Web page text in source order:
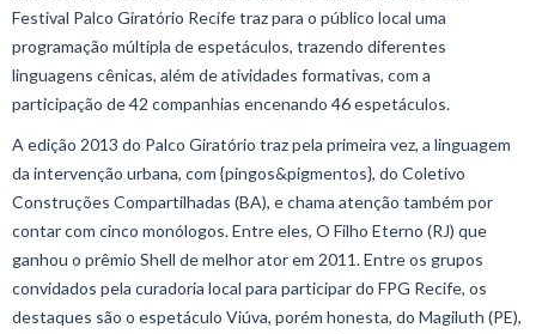
Festival Palco Giratório Recife traz para o público local uma
programação múltipla de espetáculos, trazendo diferentes
linguagens cênicas, além de atividades formativas, com a
participação de 42 companhias encenando 46 espetáculos.
A edição 2013 do Palco Giratório traz pela primeira vez, a linguagem
da intervenção urbana, com {pingos&pigmentos}, do Coletivo
Construções Compartilhadas (BA), e chama atenção também por
contar com cinco monólogos. Entre eles, O Filho Eterno (RJ) que
ganhou o prêmio Shell de melhor ator em 2011. Entre os grupos
convidados pela curadoria local para participar do FPG Recife, os
destaques são o espetáculo Viúva, porém honesta, do Magiluth (PE),